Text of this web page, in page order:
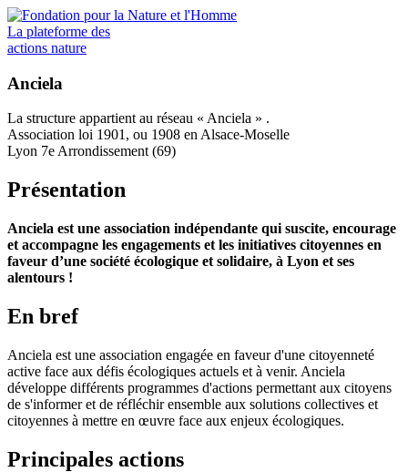
Aller
au
contenu
La plateforme des
actions nature
Anciela
La structure appartient au réseau « Anciela » .
Type
Association loi 1901, ou 1908 en Alsace-Moselle
Lyon 7e Arrondissement (69)
Présentation
Brève
présentation
de
la
Anciela est une association indépendante qui suscite, encourage
et accompagne les engagements et les initiatives citoyennes en
faveur d’une société écologique et solidaire, à Lyon et ses
alentours !
En bref
Objectifs
de
la
structure
Anciela est une association engagée en faveur d'une citoyenneté
active face aux défis écologiques actuels et à venir. Anciela
développe différents programmes d'actions permettant aux citoyens
de s'informer et de réfléchir ensemble aux solutions collectives et
citoyennes à mettre en œuvre face aux enjeux écologiques.
Principales actions